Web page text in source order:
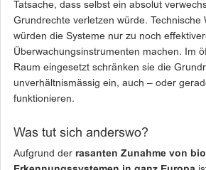
Tatsache, dass selbst ein absolut
Grundrechte verletzen würde. Technische
würden die Systeme nur zu noch
Überwachungsinstrumenten machen. Im
Raum eingesetzt schränken sie die
unverhältnismässig ein, auch – oder
funktionieren.
Was tut sich anderswo?
Aufgrund der rasanten Zunahme von